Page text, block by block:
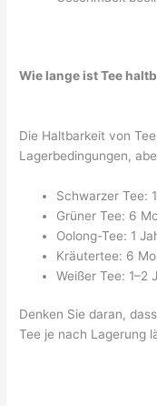
Wie lange ist Tee
Die Haltbarkeit von
Lagerbedingungen,
Schwarzer Tee:
Grüner Tee: 6
Oolong-Tee: 1
Kräutertee: 6
Weißer Tee: 1–2
Denken Sie daran,
Tee je nach Lagerung